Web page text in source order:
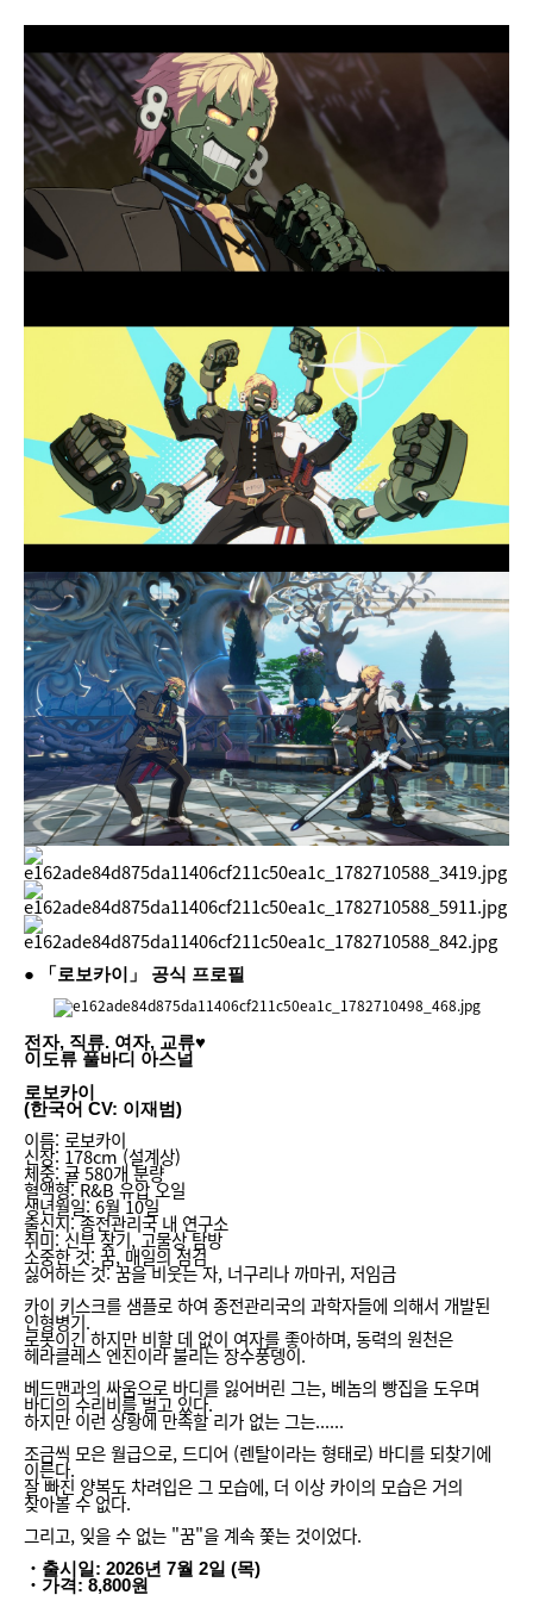
● 「로보카이」 공식 프로필
전자, 직류. 여자, 교류♥
이도류 풀바디 아스널
로보카이
(한국어 CV: 이재범)
이름: 로보카이
신장: 178cm (설계상)
체중: 귤 580개 분량
혈액형: R&B 유압 오일
생년월일: 6월 10일
출신지: 종전관리국 내 연구소
취미: 신부 찾기, 고물상 탐방
소중한 것: 꿈, 매일의 점검
싫어하는 것: 꿈을 비웃는 자, 너구리나 까마귀, 저임금
카이 키스크를 샘플로 하여 종전관리국의 과학자들에 의해서 개발된
인형병기.
로봇이긴 하지만 비할 데 없이 여자를 좋아하며, 동력의 원천은
헤라클레스 엔진이라 불리는 장수풍뎅이.
베드맨과의 싸움으로 바디를 잃어버린 그는, 베놈의 빵집을 도우며
바디의 수리비를 벌고 있다.
하지만 이런 상황에 만족할 리가 없는 그는......
조금씩 모은 월급으로, 드디어 (렌탈이라는 형태로) 바디를 되찾기에
이른다.
잘 빠진 양복도 차려입은 그 모습에, 더 이상 카이의 모습은 거의
찾아볼 수 없다.
그리고, 잊을 수 없는 "꿈"을 계속 쫓는 것이었다.
・출시일: 2026년 7월 2일 (목)
・가격: 8,800원